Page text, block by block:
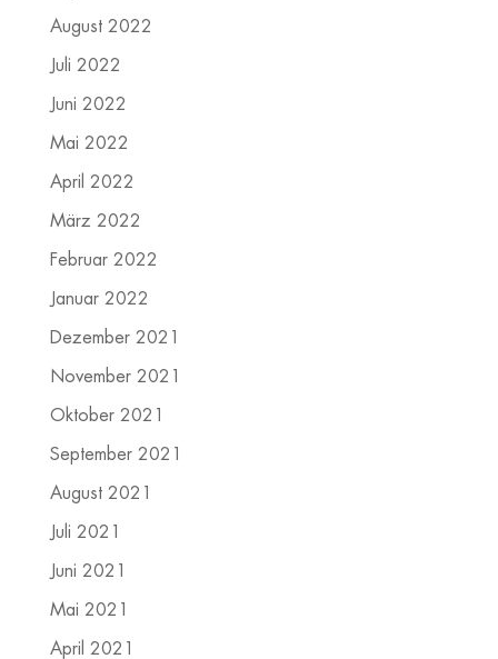
August 2022
Juli 2022
Juni 2022
Mai 2022
April 2022
März 2022
Februar 2022
Januar 2022
Dezember 2021
November 2021
Oktober 2021
September 2021
August 2021
Juli 2021
Juni 2021
Mai 2021
April 2021